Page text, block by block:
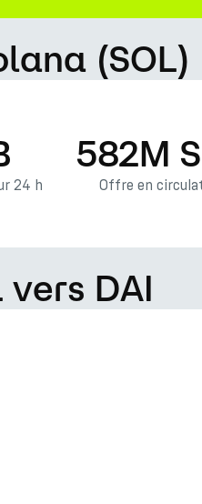
(SOL)
24 h
582M
Offre en
DAI